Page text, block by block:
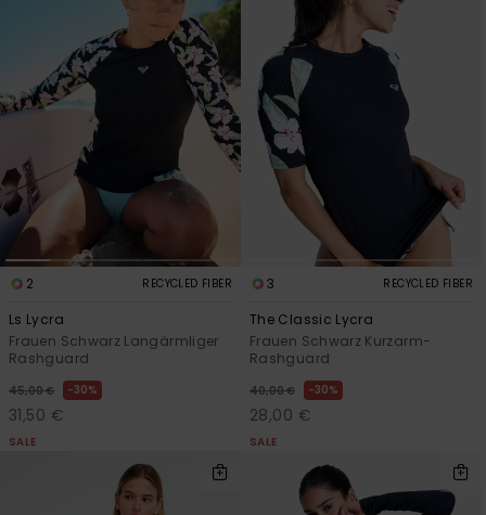
2 RECYCLED FIBER
Ls Lycra
Frauen Schwarz Langärmliger
Rashguard
45,00 € 30%
31,50 €
SALE
3 RECYCLED FIBER
The Classic Lycra
Frauen Schwarz Kurzarm-
Rashguard
40,00 € 30%
28,00 €
SALE